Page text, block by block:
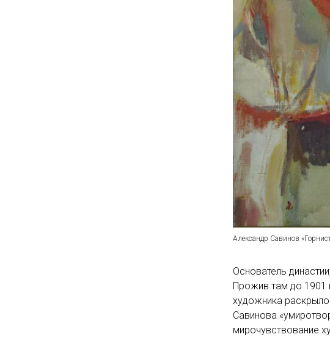
Александр Савинов
Основатель
Прожив там до 1901
художника
Савинова
мирочувствование